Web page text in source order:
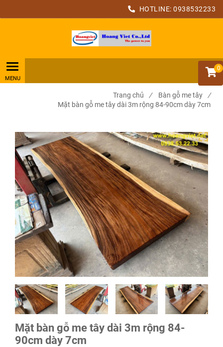
HOTLINE: 0938532233
0
Trang chủ / Bàn gỗ me tây
/
Mặt bàn gỗ me tây dài 3m rộng 84-90cm dày 7cm
Mặt bàn gỗ me tây dài 3m rộng 84-
90cm dày 7cm